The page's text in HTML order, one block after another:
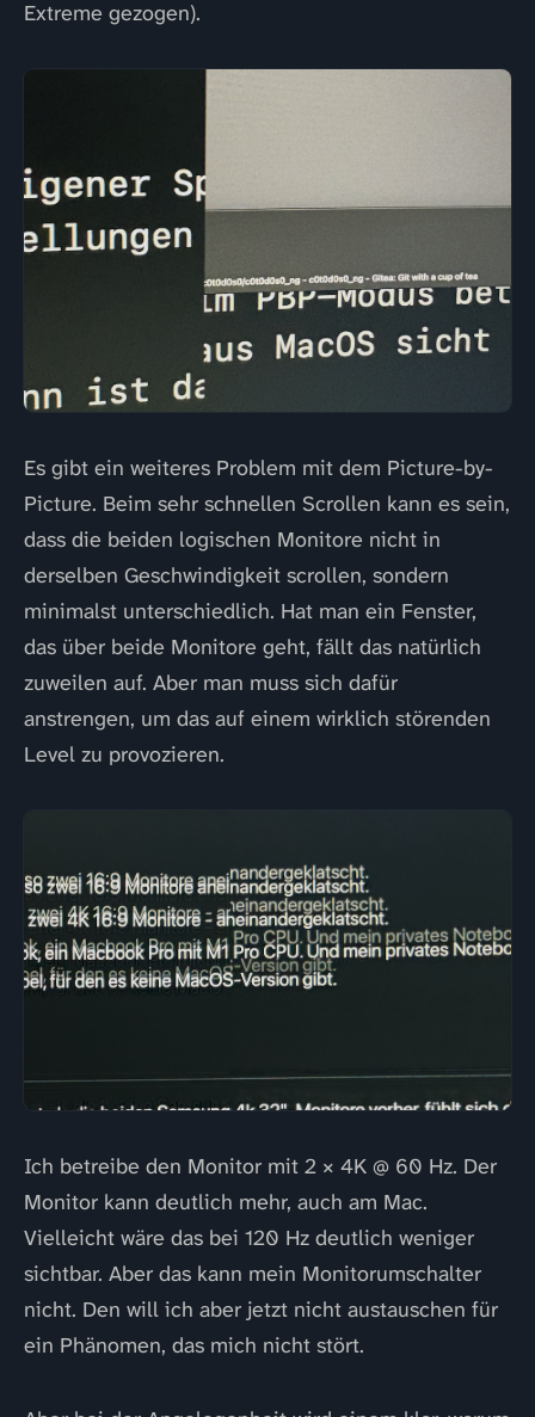
Extreme gezogen).
Es gibt ein weiteres Problem mit dem Picture-by-
Picture. Beim sehr schnellen Scrollen kann es sein,
dass die beiden logischen Monitore nicht in
derselben Geschwindigkeit scrollen, sondern
minimalst unterschiedlich. Hat man ein Fenster,
das über beide Monitore geht, fällt das natürlich
zuweilen auf. Aber man muss sich dafür
anstrengen, um das auf einem wirklich störenden
Level zu provozieren.
Ich betreibe den Monitor mit 2 × 4K @ 60 Hz. Der
Monitor kann deutlich mehr, auch am Mac.
Vielleicht wäre das bei 120 Hz deutlich weniger
sichtbar. Aber das kann mein Monitorumschalter
nicht. Den will ich aber jetzt nicht austauschen für
ein Phänomen, das mich nicht stört.